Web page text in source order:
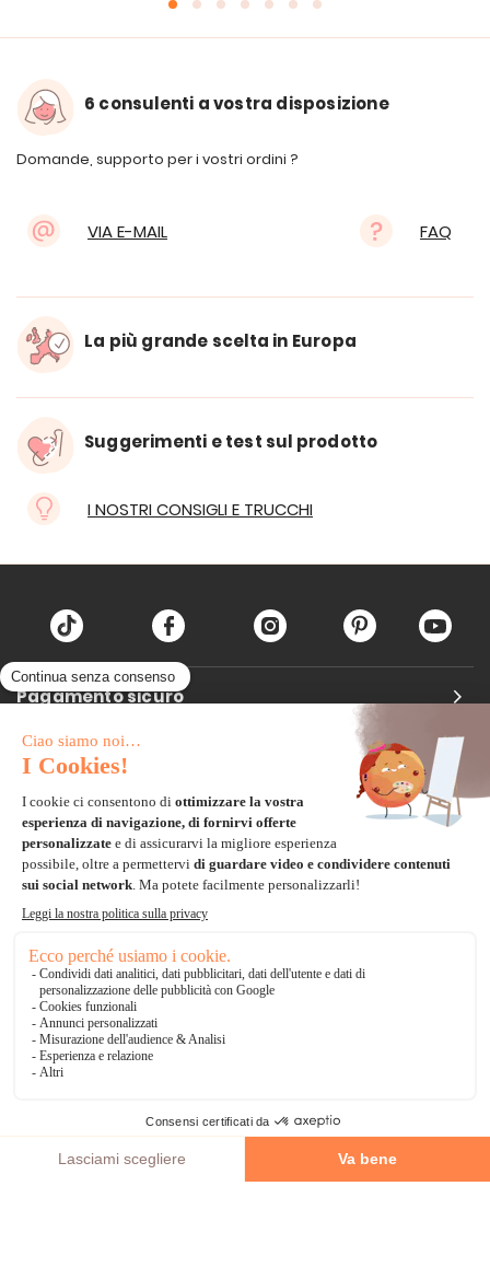
6 consulenti a vostra disposizione
Domande, supporto per i vostri ordini ?
VIA E-MAIL FAQ
La più grande scelta in Europa
Suggerimenti e test sul prodotto
I NOSTRI CONSIGLI E TRUCCHI
Pagamento sicuro
Carta di credito
Paypal
Bonifico Bancario
3 volte senza tasse
*Soluzioni di consegna
Delivengo Domicilio Internazionale